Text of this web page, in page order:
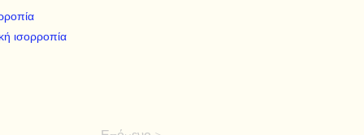
ισορροπία